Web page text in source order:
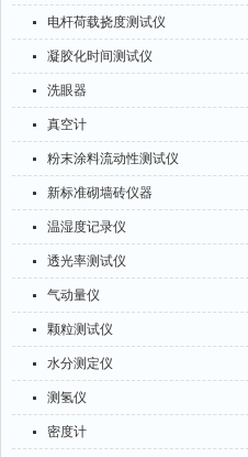
电杆荷载挠度测试仪
凝胶化时间测试仪
洗眼器
真空计
粉末涂料流动性测试仪
新标准砌墙砖仪器
温湿度记录仪
透光率测试仪
气动量仪
颗粒测试仪
水分测定仪
测氢仪
密度计